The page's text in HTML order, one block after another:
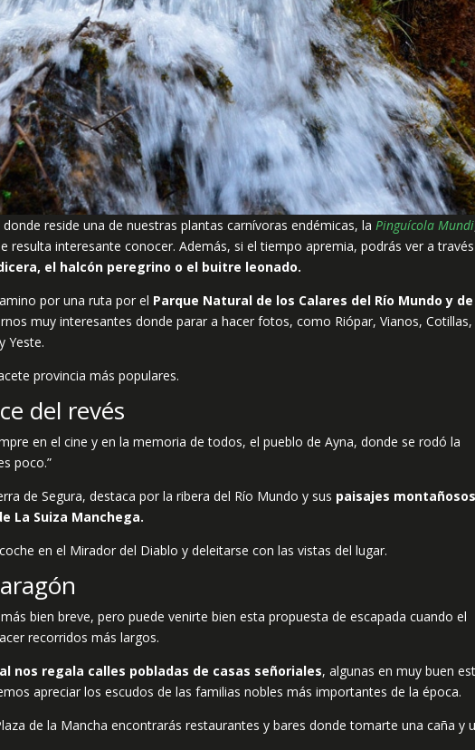
reside una de nuestras plantas carnívoras endémicas, la Pinguícola Mundi
resulta interesante conocer. Además, si el tiempo apremia, podrás ver a
el halcón peregrino o el buitre leonado.
por una ruta por el Parque Natural de los Calares del Río Mundo y
muy interesantes donde parar a hacer fotos, como Riópar, Vianos, Cotillas,
Yeste.
provincia más populares.
del revés
en el cine y en la memoria de todos, el pueblo de Ayna, donde se rodó la
poco.”
de Segura, destaca por la ribera del Río Mundo y sus paisajes
La Suiza Manchega.
en el Mirador del Diablo y deleitarse con las vistas del lugar.
bien breve, pero puede venirte bien esta propuesta de escapada cuando el
recorridos más largos.
nos regala calles pobladas de casas señoriales, algunas en muy buen
apreciar los escudos de las familias nobles más importantes de la época.
de la Mancha encontrarás restaurantes y bares donde tomarte una caña y